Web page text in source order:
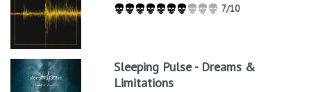
7/10
Sleeping Pulse - Dreams &
Limitations